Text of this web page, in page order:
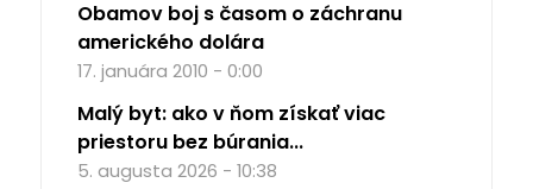
Obamov boj s časom o záchranu
amerického dolára
17. januára 2010 - 0:00
Malý byt: ako v ňom získať viac
priestoru bez búrania...
5. augusta 2026 - 10:38